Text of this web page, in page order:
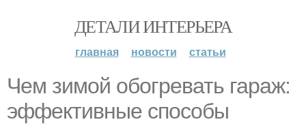
ДЕТАЛИ ИНТЕРЬЕРА
главная новости статьи
Чем зимой обогревать гараж:
эффективные способы